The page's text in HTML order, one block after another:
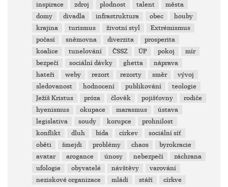
inspirace
zdroj plodnost talent
města
domy
divadla infrastruktura obec
houby
krajina
turismus životní styl
Extrémismus
počasí
sněmovna diverzita
prosperita
koalice
tunelování ČSSZ ÚP pokoj
mír
bezpečí
sociální dávky ghetta
náprava
hateři
weby rezort rezorty směr
vývoj
sledovanost
hodnocení publikování
teologie
Ježíš Kristus
próza člověk pojišťovny
rodiče
hyenismus
okupace marasmus
ústava
legislativa
soudy korupce
prohnilost
konflikt
dluh bída církev
sociální síť
oběti
šmejdi problémy chaos
byrokracie
avatar
arogance únosy nebezpečí
záchrana
ufologie
obyvatelé návštěvy
varování
neziskové organizace
mládí stáří
církve